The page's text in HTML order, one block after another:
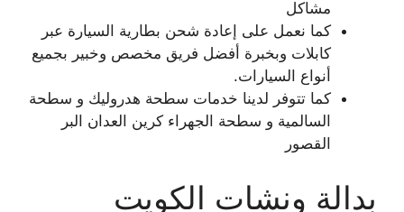
مشاكل
كما نعمل على إعادة شحن بطارية السيارة عبر
كابلات وبخبرة أفضل فريق مخصص وخبير بجميع
أنواع السيارات.
كما تتوفر لدينا خدمات سطحة هدروليك و سطحة
السالمية و سطحة الجهراء كرين العدان البر
القصور
بدالة ونشات الكويت